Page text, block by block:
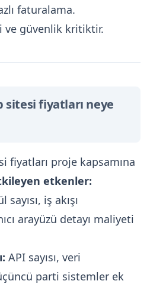
faturalama.
ve güvenlik kritiktir.
sitesi fiyatları neye
fiyatları proje kapsamına
etkenler:
sayısı, iş akışı
arayüzü detayı maliyeti
API sayısı, veri
parti sistemler ek